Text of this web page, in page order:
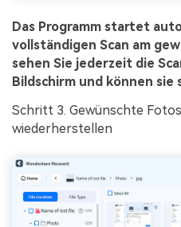
Das Programm startet
vollständigen Scan am
sehen Sie jederzeit die
Bildschirm und können
Schritt 3. Gewünschte
wiederherstellen